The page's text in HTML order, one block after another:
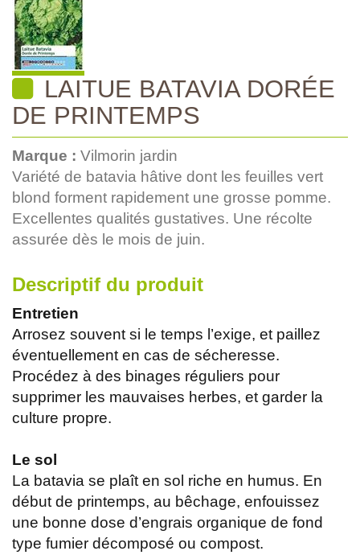
LAITUE BATAVIA DORÉE
DE PRINTEMPS
Marque : Vilmorin jardin
Variété de batavia hâtive dont les feuilles vert
blond forment rapidement une grosse pomme.
Excellentes qualités gustatives. Une récolte
assurée dès le mois de juin.
Descriptif du produit
Entretien
Arrosez souvent si le temps l’exige, et paillez
éventuellement en cas de sécheresse.
Procédez à des binages réguliers pour
supprimer les mauvaises herbes, et garder la
culture propre.
Le sol
La batavia se plaît en sol riche en humus. En
début de printemps, au bêchage, enfouissez
une bonne dose d’engrais organique de fond
type fumier décomposé ou compost.